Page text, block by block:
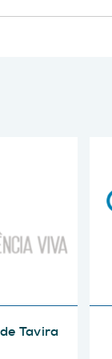
Tavira